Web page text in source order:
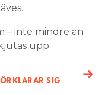
– inte mindre än
upp.
SIG